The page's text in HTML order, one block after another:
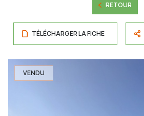
RETOUR
TÉLÉCHARGER LA FICHE
VENDU